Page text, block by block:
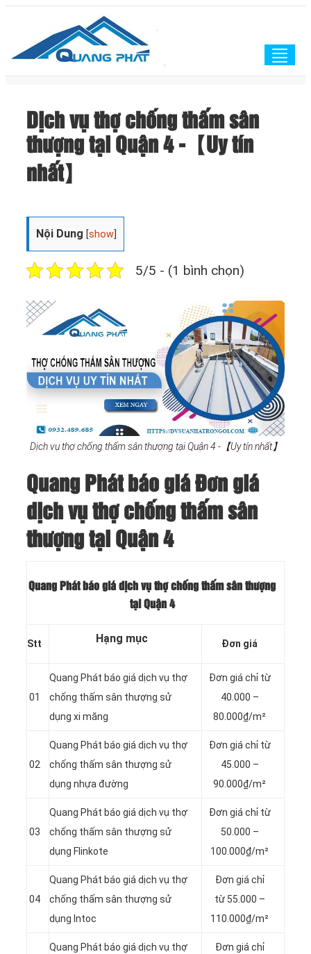
Dịch vụ thợ chống thấm sân
thượng tại Quận 4 -【Uy tín
nhất】
Nội Dung [show
5/5 - (1 bình chọn)
Dịch vụ thợ chống thấm sân thượng tại Quận 4 -【Uy tín nhất】
Quang Phát báo giá Đơn giá
dịch vụ thợ chống thấm sân
thượng tại Quận 4
Quang Phát báo giá dịch vụ thợ chống thấm sân thượng
tại Quận 4
Stt Hạng mục Đơn giá
01
Quang Phát báo giá dịch vụ thợ
chống thấm sân thượng sử
dụng xi măng
Đơn giá chỉ từ
40.000 –
80.000₫/m²
02
Quang Phát báo giá dịch vụ thợ
chống thấm sân thượng sử
dụng nhựa đường
Đơn giá chỉ từ
45.000 –
90.000₫/m²
03
Quang Phát báo giá dịch vụ thợ
chống thấm sân thượng sử
dụng Flinkote
Đơn giá chỉ từ
50.000 –
100.000₫/m²
04
Quang Phát báo giá dịch vụ thợ
chống thấm sân thượng sử
dụng Intoc
Đơn giá chỉ
từ 55.000 –
110.000₫/m²
Quang Phát báo giá dịch vụ thợ
Đơn giá chỉ